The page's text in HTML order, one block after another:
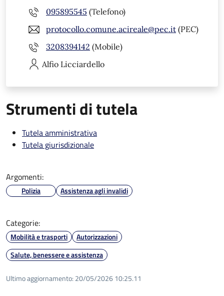
095895545 (Telefono)
protocollo.comune.acireale@pec.it (PEC)
3208394142 (Mobile)
Alfio Licciardello
Strumenti di tutela
Tutela amministrativa
Tutela giurisdizionale
Argomenti:
Polizia Assistenza agli invalidi
Categorie:
Mobilità e trasporti
Autorizzazioni
Salute, benessere e assistenza
Ultimo aggiornamento: 20/05/2026 10:25.11